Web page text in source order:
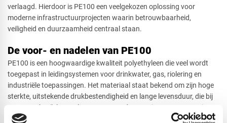
verlaagd. Hierdoor is PE100 een veelgekozen oplossing voor
moderne infrastructuurprojecten waarin betrouwbaarheid,
veiligheid en duurzaamheid centraal staan.
De voor- en nadelen van PE100
PE100 is een hoogwaardige kwaliteit polyethyleen die veel wordt
toegepast in leidingsystemen voor drinkwater, gas, riolering en
industriële toepassingen. Het materiaal staat bekend om zijn hoge
sterkte, uitstekende drukbestendigheid en lange levensduur, die bij
correct gebruik kan oplopen tot meer dan 100 jaar. Daarnaast is
PE100 bestand tegen corrosie, slijtage en veel chemische stoffen.